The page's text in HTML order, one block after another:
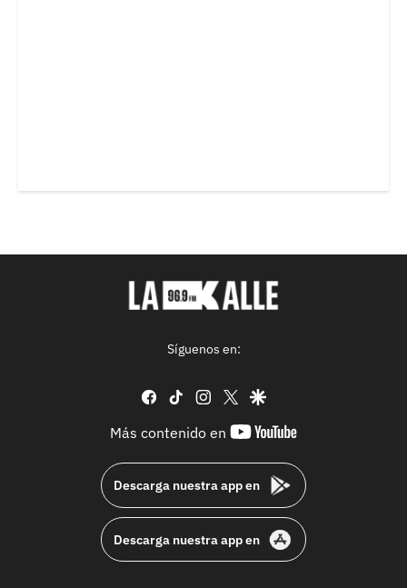
Síguenos en:
facebook
tiktok instagram
twittergoogle
Más contenido en
youtube-
Descarga nuestra app en
Descarga nuestra app en